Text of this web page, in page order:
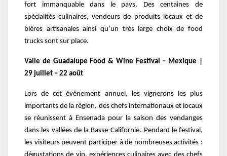
fort immanquable dans le pays. Des centaines de
spécialités culinaires, vendeurs de produits locaux et de
bières artisanales ainsi qu’un très large choix de food
trucks sont sur place.
Valle de Guadalupe Food & Wine Festival – Mexique |
29 juillet – 22 août
Lors de cet événement annuel, les vignerons les plus
importants de la région, des chefs internationaux et locaux
se réunissent à Ensenada pour la saison des vendanges
dans les vallées de la Basse-Californie. Pendant le festival,
les visiteurs peuvent participer à de nombreuses activités :